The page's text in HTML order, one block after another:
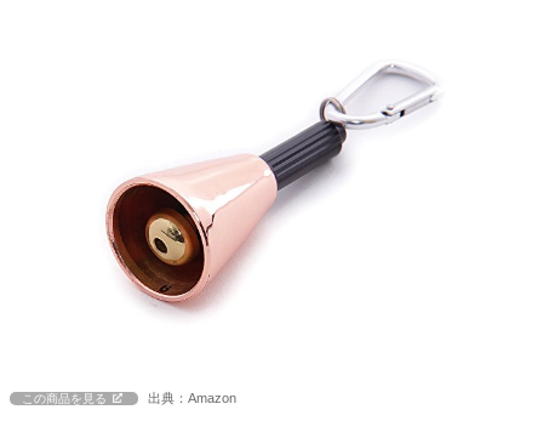
この商品を見る 出典：Amazon